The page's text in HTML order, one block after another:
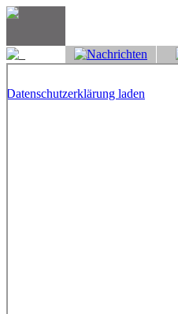
Datenschutzerklärung laden